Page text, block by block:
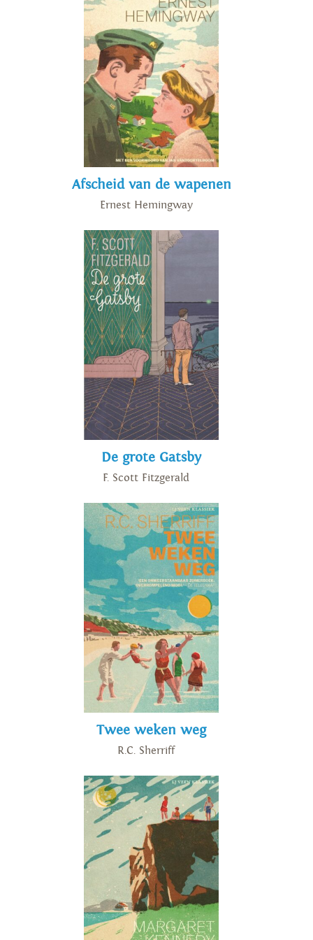
keerde hij terug naar Wenen. In
1920 vestigde hij zich als
journalist in Berlijn, om
Duitsland in januari 1933
voorgoed te verlaten.
Vervolgens woonde en werkte
hij afwisselend in Oostende,
Amsterdam en Parijs, waar hij
onder armoedige
‘Joseph Roth raakt altijd
meteen aan de kern van een
menselijk wezen. (…) Zijn
karakterbeschrijvingen, zijn
beschrijvingen van situaties en
mensen zijn onovertroffen.
Maar altijd met een soort
eenvoud geschreven dat je
denkt: hoe doet hij het?’ –
Tommy Wieringa
Afscheid van de wapenen
Ernest Hemingway
De grote Gatsby
F. Scott Fitzgerald
Twee weken weg
R.C. Sherriff